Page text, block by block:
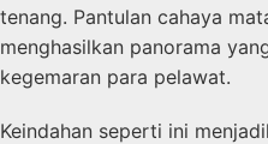
tenang. Pantulan cahaya
menghasilkan panorama
kegemaran para pelawat.
Keindahan seperti ini